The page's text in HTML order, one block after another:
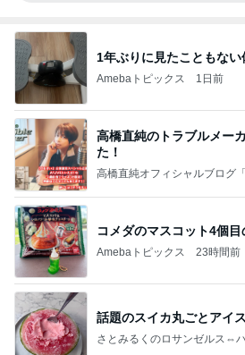
1年ぶりに見たこともな
Amebaトピックス 1日前
高橋直純のトラブルメー
た！
高橋直純オフィシャルブログ
コメダのマスコット4個
Amebaトピックス 23時間前
話題のスイカ丸ごとアイ
さとみるくのロサンゼルス⇔